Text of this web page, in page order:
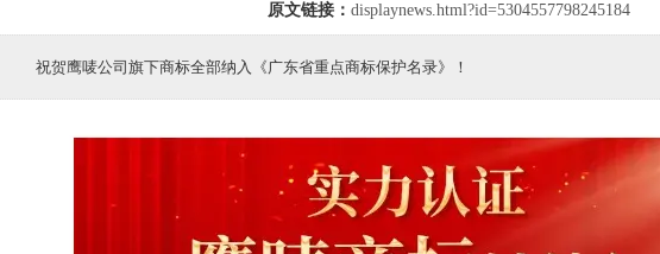
原文链接： displaynews.html?id=5304557798245184
祝贺鹰唛公司旗下商标全部纳入《广东省重点商标保护名录》！